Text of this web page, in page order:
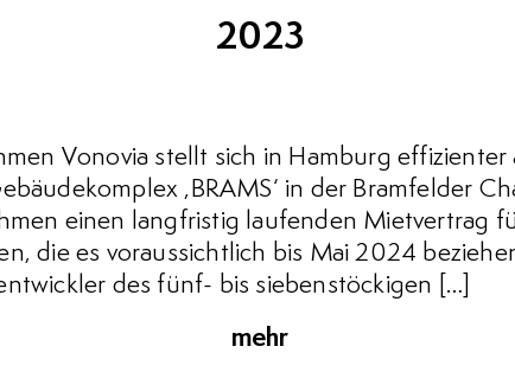
2023
Vonovia stellt sich in Hamburg
‚BRAMS‘ in der Bramfelder
einen langfristig laufenden Mietvertrag
die es voraussichtlich bis Mai 2024
des fünf- bis siebenstöckigen […]
mehr